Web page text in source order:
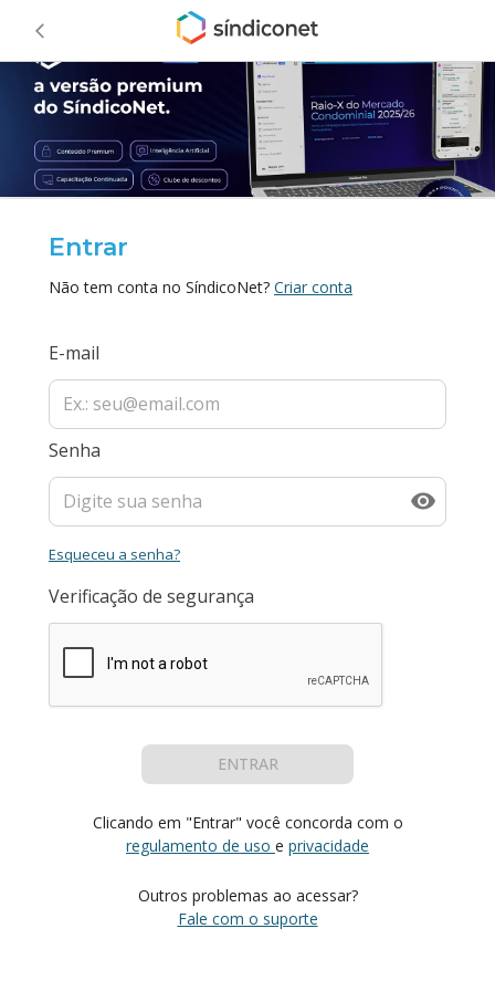
Entrar
Não tem conta no SíndicoNet? Criar conta
E-mail
Senha
Esqueceu a senha?
Verificação de segurança
ENTRAR
Clicando em "Entrar" você concorda com o
regulamento de uso e privacidade
Outros problemas ao acessar?
Fale com o suporte